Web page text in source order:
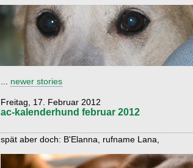
newer stories
Freitag, 17. Februar 2012
ac-kalenderhund februar 2012
spät aber doch: B'Elanna, rufname Lana,